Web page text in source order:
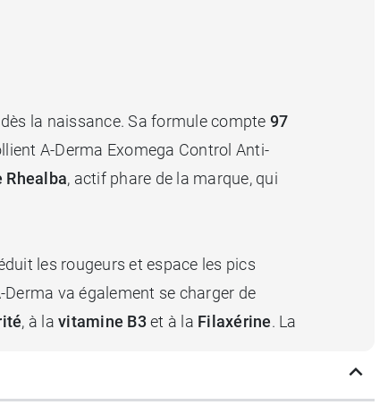
la naissance. Sa formule compte 97
A-Derma Exomega Control Anti-
Rhealba, actif phare de la marque, qui
les rougeurs et espace les pics
va également se charger de
, à la vitamine B3et à la Filaxérine. La